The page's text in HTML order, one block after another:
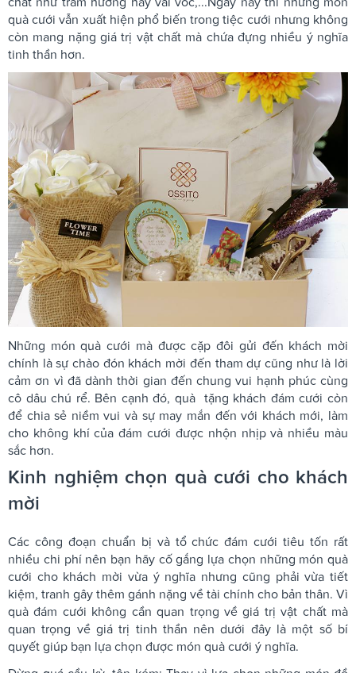
quà cưới vẫn xuất hiện phổ biến trong tiệc cưới nhưng không
còn mang nặng giá trị vật chất mà chứa đựng nhiều ý nghĩa
tinh thần hơn.
Những món quà cưới mà được cặp đôi gửi đến khách mời
chính là sự chào đón khách mời đến tham dự cũng như là lời
cảm ơn vì đã dành thời gian đến chung vui hạnh phúc cùng
cô dâu chú rể. Bên cạnh đó, quà tặng khách đám cưới còn
để chia sẻ niềm vui và sự may mắn đến với khách mới, làm
cho không khí của đám cưới được nhộn nhịp và nhiều màu
sắc hơn.
Kinh nghiệm chọn quà cưới cho khách
mời
Các công đoạn chuẩn bị và tổ chức đám cưới tiêu tốn rất
nhiều chi phí nên bạn hãy cố gắng lựa chọn những món quà
cưới cho khách mời vừa ý nghĩa nhưng cũng phải vừa tiết
kiệm, tranh gây thêm gánh nặng về tài chính cho bản thân. Vì
quà đám cưới không cần quan trọng về giá trị vật chất mà
quan trọng về giá trị tinh thần nên dưới đây là một số bí
quyết giúp bạn lựa chọn được món quà cưới ý nghĩa.